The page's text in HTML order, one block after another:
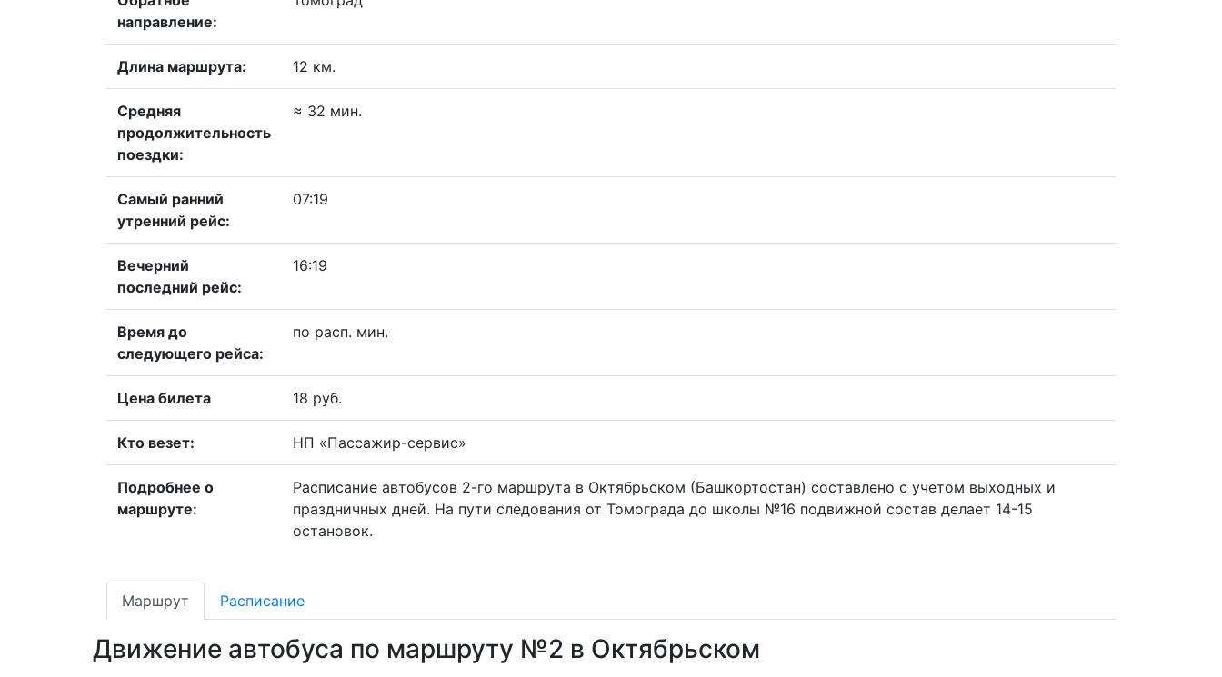
направление:
Длина маршрута: 12 км.
Средняя
продолжительность
поездки:
≈ 32 мин.
Самый ранний
утренний рейс:
07:19
Вечерний
последний рейс:
16:19
Время до
следующего рейса:
по расп. мин.
Цена билета 18 руб.
Кто везет: НП «Пассажир-сервис»
Подробнее о
маршруте:
Расписание автобусов 2-го маршрута в Октябрьском (Башкортостан) составлено с учетом выходных и
праздничных дней. На пути следования от Томограда до школы №16 подвижной состав делает 14-15
остановок.
Маршрут Расписание
Движение автобуса по маршруту №2 в Октябрьском